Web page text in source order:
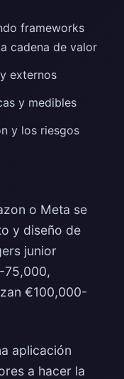
frameworks
cadena de valor
externos
y medibles
y los riesgos
o Meta se
y diseño de
junior
75,000,
€100,000-
aplicación
a hacer la